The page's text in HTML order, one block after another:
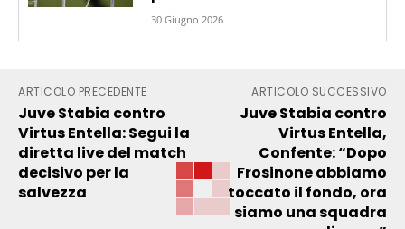
30 Giugno 2026
ARTICOLO PRECEDENTE
Juve Stabia contro
Virtus Entella: Segui la
diretta live del match
decisivo per la
salvezza
ARTICOLO SUCCESSIVO
Juve Stabia contro
Virtus Entella,
Confente: “Dopo
Frosinone abbiamo
toccato il fondo, ora
siamo una squadra